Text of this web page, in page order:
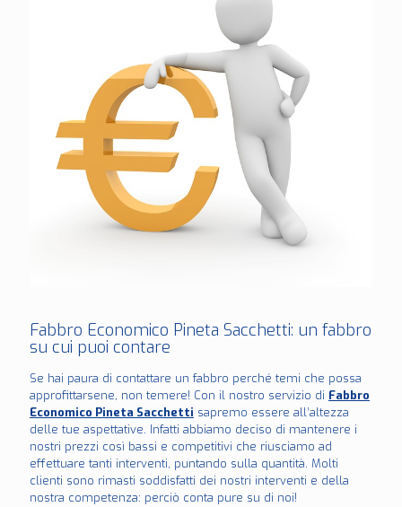
Fabbro Economico Pineta Sacchetti: un fabbro
su cui puoi contare
Se hai paura di contattare un fabbro perché temi che possa
approfittarsene, non temere! Con il nostro servizio di Fabbro
Economico Pineta Sacchetti sapremo essere all’altezza
delle tue aspettative. Infatti abbiamo deciso di mantenere i
nostri prezzi così bassi e competitivi che riusciamo ad
effettuare tanti interventi, puntando sulla quantità. Molti
clienti sono rimasti soddisfatti dei nostri interventi e della
nostra competenza: perciò conta pure su di noi!